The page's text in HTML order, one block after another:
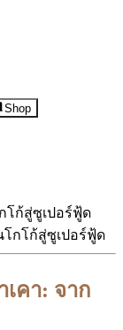
Shop
โก้สู่ซูเปอร์ฟู้ด
คา: จาก